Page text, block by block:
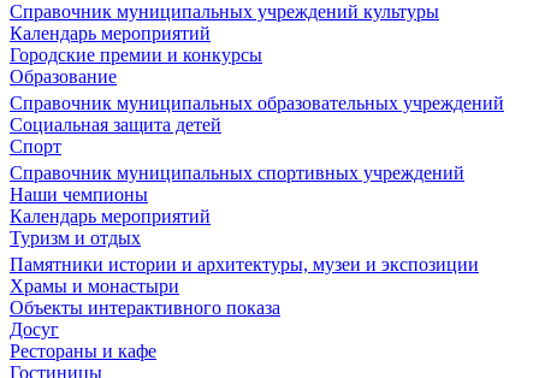
Справочник муниципальных учреждений культуры
Календарь мероприятий
Городские премии и конкурсы
Образование
Справочник муниципальных образовательных учреждений
Социальная защита детей
Спорт
Справочник муниципальных спортивных учреждений
Наши чемпионы
Календарь мероприятий
Туризм и отдых
Памятники истории и архитектуры, музеи и экспозиции
Храмы и монастыри
Объекты интерактивного показа
Досуг
Рестораны и кафе
Гостиницы